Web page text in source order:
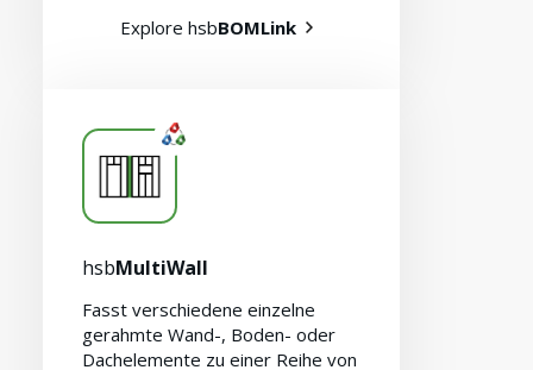
Karriere
Explore hsbBOMLink
hsbMultiWall
Fasst verschiedene einzelne
gerahmte Wand-, Boden- oder
Dachelemente zu einer Reihe von